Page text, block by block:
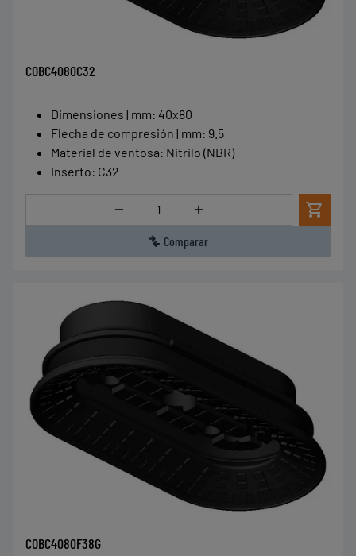
COBC4080C32
Dimensiones | mm: 40x80
Flecha de compresión | mm: 9.5
Material de ventosa: Nitrilo (NBR)
Inserto: C32
Cantidad
Comparar
COBC4080F38G